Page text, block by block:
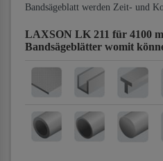
Bandsägeblatt werden Zeit- und
LAXSON LK 211 für 4100
Bandsägeblätter womit